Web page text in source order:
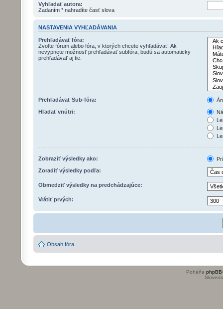
Vyhľadať autora:
Zadaním * nahradíte časť slova
NASTAVENIA VYHĽADÁVANIA
Prehľadávať fóra:
Zvoľte fórum alebo fóra, v ktorých chcete vyhľadávať. Ak
nevypnete možnosť prehľadávať subfóra, budú sa automaticky
prehľadávať aj tie.
Prehľadávať Sub-fóra:
Hľadať vnútri:
Zobraziť výsledky ako:
Zoradiť výsledky podľa:
Obmedziť výsledky na predchádzajúce:
Vrátiť prvých:
Obsah fóra
Poháňa phpBB